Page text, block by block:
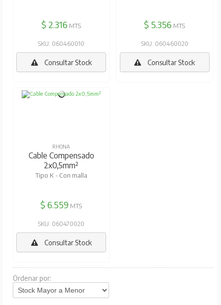
$ 2.316 MTS
SKU: 060460010
Consultar Stock
$ 5.356 MTS
SKU: 060460020
Consultar Stock
RHONA
Cable Compensado
2x0,5mm²
Tipo K - Con malla
$ 6.559 MTS
SKU: 060470020
Consultar Stock
Ordenar por: